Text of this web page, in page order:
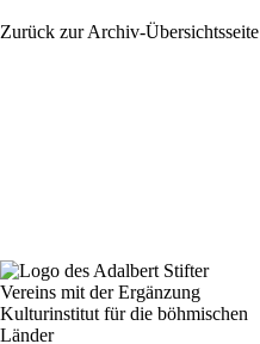
Zurück zur Archiv-Übersichtsseite